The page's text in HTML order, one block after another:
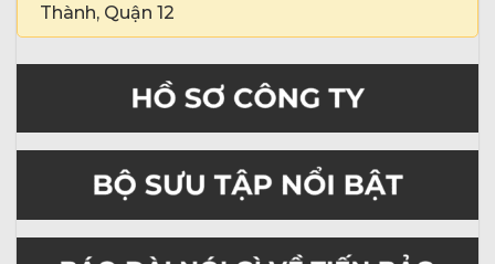
Thành, Quận 12